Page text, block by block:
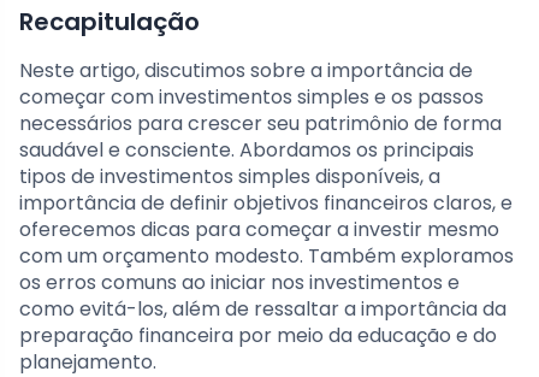
Recapitulação
Neste artigo, discutimos sobre a importância de
começar com investimentos simples e os passos
necessários para crescer seu patrimônio de forma
saudável e consciente. Abordamos os principais
tipos de investimentos simples disponíveis, a
importância de definir objetivos financeiros claros, e
oferecemos dicas para começar a investir mesmo
com um orçamento modesto. Também exploramos
os erros comuns ao iniciar nos investimentos e
como evitá-los, além de ressaltar a importância da
preparação financeira por meio da educação e do
planejamento.